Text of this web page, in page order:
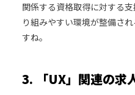
関係する資格取得に対する
り組みやすい環境が整備さ
すね。
3. 「UX」関連の求